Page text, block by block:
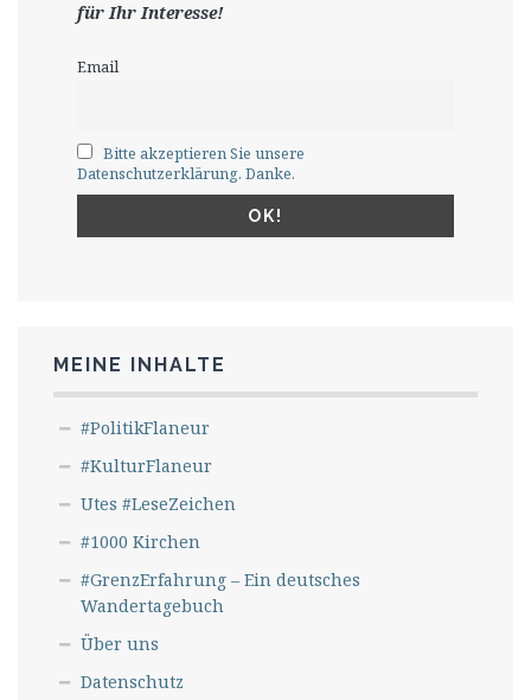
für Ihr Interesse!
Email
Bitte akzeptieren Sie unsere
Datenschutzerklärung. Danke.
MEINE INHALTE
#PolitikFlaneur
#KulturFlaneur
Utes #LeseZeichen
#1000 Kirchen
#GrenzErfahrung – Ein deutsches
Wandertagebuch
Über uns
Datenschutz